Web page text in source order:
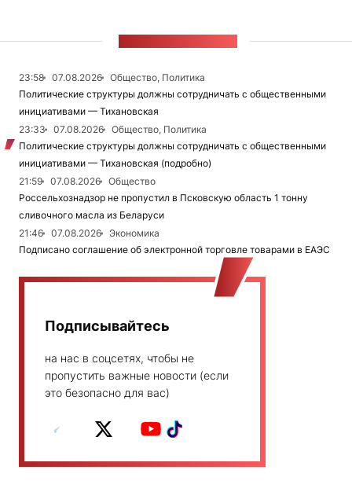
23:58 07.08.2026
Общество, Политика
Политические структуры должны сотрудничать с общественными
инициативами — Тихановская
23:33
07.08.2026
Общество, Политика
Политические структуры должны сотрудничать с общественными
инициативами — Тихановская (подробно)
21:59
07.08.2026
Общество
Россельхознадзор не пропустил в Псковскую область 1 тонну
сливочного масла из Беларуси
21:46
07.08.2026
Экономика
Подписано соглашение об электронной торговле товарами в ЕАЭС
Подписывайтесь
на нас в соцсетях, чтобы не
пропустить важные новости (если
это безопасно для вас)